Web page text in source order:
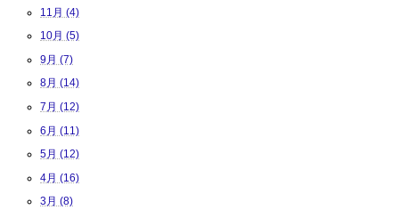
11月 (4)
10月 (5)
9月 (7)
8月 (14)
7月 (12)
6月 (11)
5月 (12)
4月 (16)
3月 (8)